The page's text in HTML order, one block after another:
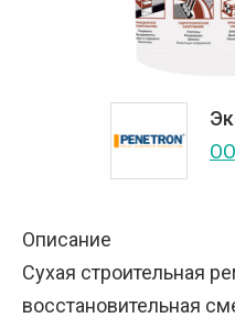
Описание
Сухая строительная
восстановительная